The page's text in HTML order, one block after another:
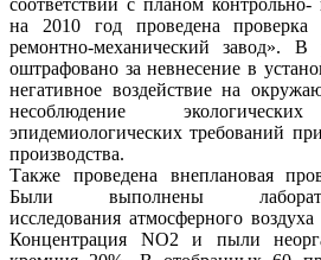
на 2010 год проведена
ремонтно-механический завод». В
оштрафовано за невнесение в
негативное воздействие на
несоблюдение
эпидемиологических требований
производства.
Также проведена внеплановая
Были выполнены
исследования атмосферного
Концентрация NO2 и пыли